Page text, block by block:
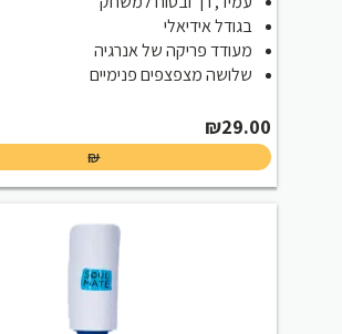
בגודל אידיאלי
מעודד פריקה של אנרגיה
שלושה מצפצפים פנימיים
₪29.00
₪